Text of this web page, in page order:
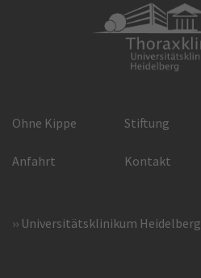
Ohne Kippe Stiftung
Anfahrt Kontakt
Universitätsklinikum Heidelberg